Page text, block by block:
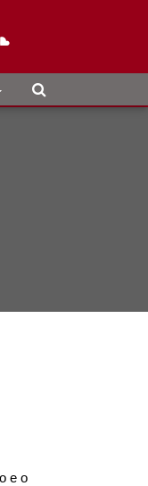
e o